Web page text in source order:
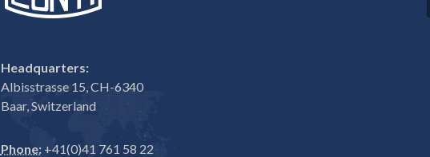
Headquarters:
Albisstrasse 15, CH-6340
Baar, Switzerland
Phone:+41(0)41 761 58 22